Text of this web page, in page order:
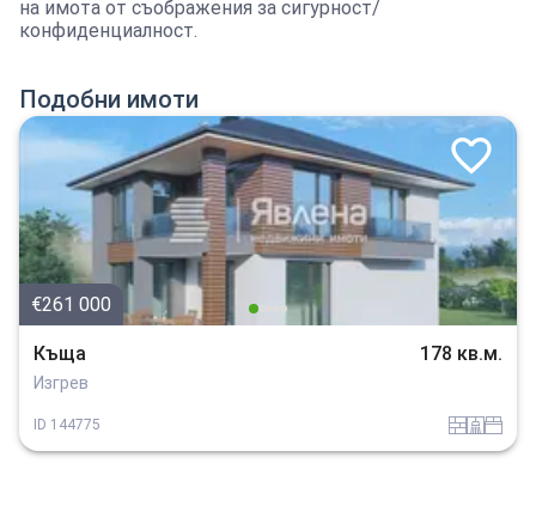
на имота от съображения за сигурност/
конфиденциалност.
Подобни имоти
€261 000
Къща 178 кв.м.
Изгрев
ID 144775 tuhla sanitarno_pomeshtenie spalnia